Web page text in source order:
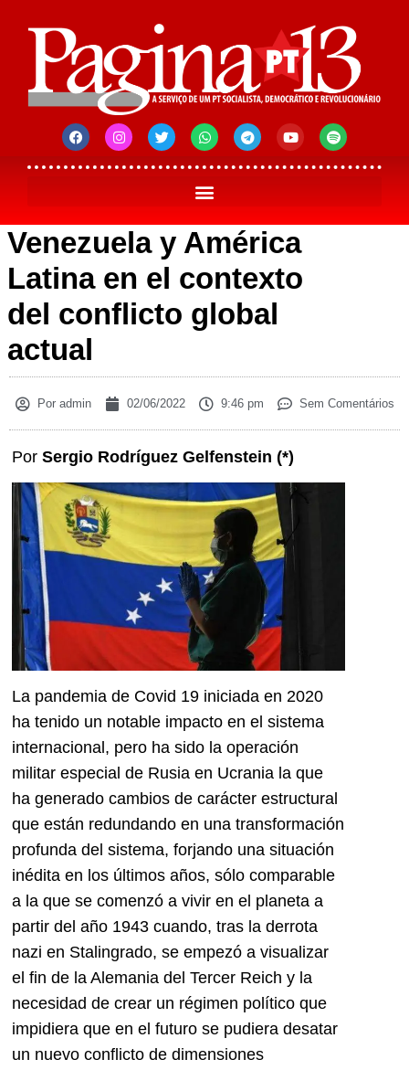
Venezuela y América
Latina en el contexto
del conflicto global
actual
Poradmin 02/06/2022 9:46 pm Sem Comentários
Por Sergio Rodríguez Gelfenstein (*)
La pandemia de Covid 19 iniciada en 2020
ha tenido un notable impacto en el sistema
internacional, pero ha sido la operación
militar especial de Rusia en Ucrania la que
ha generado cambios de carácter estructural
que están redundando en una transformación
profunda del sistema, forjando una situación
inédita en los últimos años, sólo comparable
a la que se comenzó a vivir en el planeta a
partir del año 1943 cuando, tras la derrota
nazi en Stalingrado, se empezó a visualizar
el fin de la Alemania del Tercer Reich y la
necesidad de crear un régimen político que
impidiera que en el futuro se pudiera desatar
un nuevo conflicto de dimensiones